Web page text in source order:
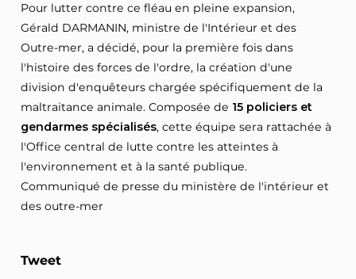
Pour lutter contre ce fléau en pleine expansion,
Gérald DARMANIN, ministre de l'Intérieur et des
Outre-mer, a décidé, pour la première fois dans
l'histoire des forces de l'ordre, la création d'une
division d'enquêteurs chargée spécifiquement de la
maltraitance animale. Composée de 15 policiers et
gendarmes spécialisés, cette équipe sera rattachée à
l'Office central de lutte contre les atteintes à
l'environnement et à la santé publique.
Communiqué de presse du ministère de l'intérieur et
des outre-mer
Tweet